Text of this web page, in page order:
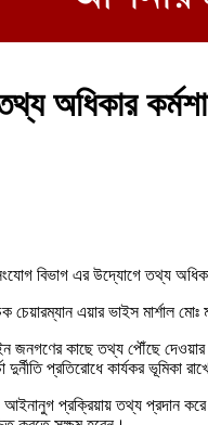
অধিকার
বিভাগ এর উদ্যোগে তথ্য
এয়ার ভাইস মার্শাল মোঃ
কাছে তথ্য পৌঁছে দেওয়ার
প্রতিরোধে কার্যকর ভূমিকা
ও আইনানুগ প্রক্রিয়ায় তথ্য